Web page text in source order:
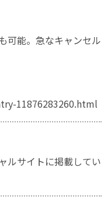
可能。急なキャンセル
11876283260.html
ルサイトに掲載してい